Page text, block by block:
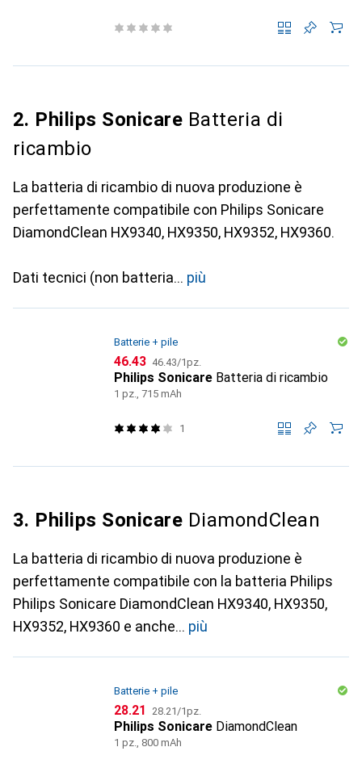
2. Philips Sonicare Batteria di
ricambio
La batteria di ricambio di nuova produzione è
perfettamente compatibile con Philips Sonicare
DiamondClean HX9340, HX9350, HX9352, HX9360.
Dati tecnici (non batteria più
Batterie + pile
CHF
46.43 CHF
46.43/1pz.
Philips Sonicare Batteria di ricambio
1 pz., 715 mAh
1
3. Philips Sonicare DiamondClean
La batteria di ricambio di nuova produzione è
perfettamente compatibile con la batteria Philips
Philips Sonicare DiamondClean HX9340, HX9350,
HX9352, HX9360 e anche
più
Batterie + pile
CHF
28.21 CHF
28.21/1pz.
Philips Sonicare DiamondClean
1 pz., 800 mAh